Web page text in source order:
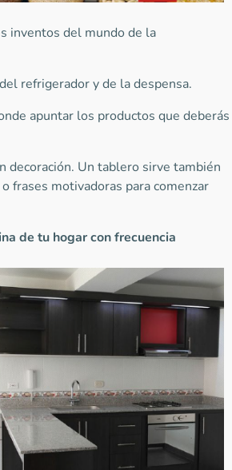
inventos del mundo de la
refrigerador y de la despensa.
apuntar los productos que deberás
decoración. Un tablero sirve también
frases motivadoras para comenzar
de tu hogarconfrecuencia